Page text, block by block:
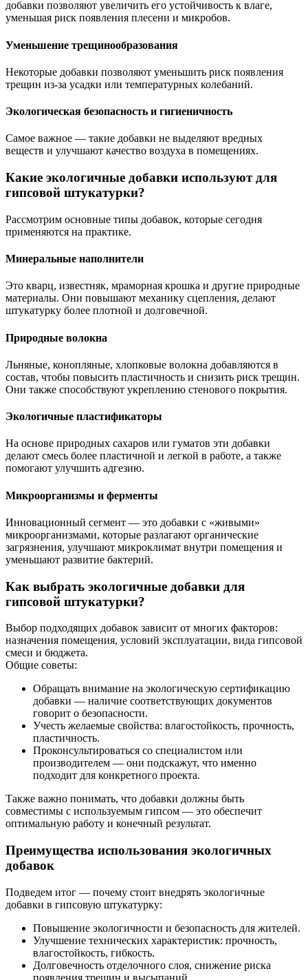
добавки позволяют увеличить его устойчивость к влаге,
уменьшая риск появления плесени и микробов.
Уменьшение трещинообразования
Некоторые добавки позволяют уменьшить риск появления
трещин из-за усадки или температурных колебаний.
Экологическая безопасность и гигиеничность
Самое важное — такие добавки не выделяют вредных
веществ и улучшают качество воздуха в помещениях.
Какие экологичные добавки используют для
гипсовой штукатурки?
Рассмотрим основные типы добавок, которые сегодня
применяются на практике.
Минеральные наполнители
Это кварц, известняк, мраморная крошка и другие природные
материалы. Они повышают механику сцепления, делают
штукатурку более плотной и долговечной.
Природные волокна
Льняные, конопляные, хлопковые волокна добавляются в
состав, чтобы повысить пластичность и снизить риск трещин.
Они также способствуют укреплению стенового покрытия.
Экологичные пластификаторы
На основе природных сахаров или гуматов эти добавки
делают смесь более пластичной и легкой в работе, а также
помогают улучшить адгезию.
Микроорганизмы и ферменты
Инновационный сегмент — это добавки с «живыми»
микроорганизмами, которые разлагают органические
загрязнения, улучшают микроклимат внутри помещения и
уменьшают развитие бактерий.
Как выбрать экологичные добавки для
гипсовой штукатурки?
Выбор подходящих добавок зависит от многих факторов:
назначения помещения, условий эксплуатации, вида гипсовой
смеси и бюджета.
Общие советы:
Обращать внимание на экологическую сертификацию
добавки — наличие соответствующих документов
говорит о безопасности.
Учесть желаемые свойства: влагостойкость, прочность,
пластичность.
Проконсультироваться со специалистом или
производителем — они подскажут, что именно
подходит для конкретного проекта.
Также важно понимать, что добавки должны быть
совместимы с используемым гипсом — это обеспечит
оптимальную работу и конечный результат.
Преимущества использования экологичных
добавок
Подведем итог — почему стоит внедрять экологичные
добавки в гипсовую штукатурку:
Повышение экологичности и безопасность для жителей.
Улучшение технических характеристик: прочность,
влагостойкость, гибкость.
Долговечность отделочного слоя, снижение риска
появления трещин и высыпаний.